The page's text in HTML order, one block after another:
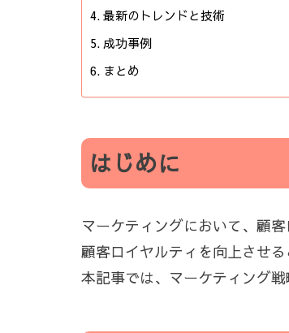
最新のトレンドと技術
成功事例
まとめ
はじめに
マーケティングにおいて、顧
顧客ロイヤルティを向上させ
本記事では、マーケティング